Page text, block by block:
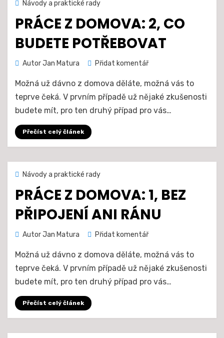
Zveřejněno
24. 5. 2021
Návody a praktické rady
PRÁCE Z DOMOVA: 2, CO
BUDETE POTŘEBOVAT
AutorJan Matura Přidat komentářna
z
domova:
2,
Možná už dávno z domova děláte, možná vás to
teprve čeká. V prvním případě už nějaké zkušenosti
budete mít, pro ten druhý případ pro vás…
Přečíst celý článek
Zveřejněno
14. 5. 2021
Návody a praktické rady
PRÁCE Z DOMOVA: 1, BEZ
PŘIPOJENÍ ANI RÁNU
AutorJan Matura Přidat komentářna
z
domova:
1,
Možná už dávno z domova děláte, možná vás to
teprve čeká. V prvním případě už nějaké zkušenosti
budete mít, pro ten druhý případ pro vás…
Přečíst celý článek